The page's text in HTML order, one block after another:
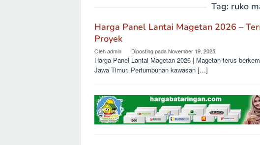
Tag: ruko
Harga Panel Lantai Magetan 2026 –
Proyek
Olehadmin Diposting padaNovember 19, 2025
Harga Panel Lantai Magetan 2026 | Magetan terus
Jawa Timur. Pertumbuhan kawasan […]